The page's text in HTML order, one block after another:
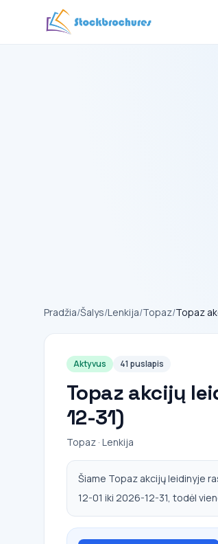
Pradžia/Šalys/Lenkija/Topaz/Topaz
Aktyvus 41 puslapis
Topaz akcijų
12-31)
Topaz · Lenkija
Šiame Topaz akcijų leidinyje
12-01 iki 2026-12-31, todėl